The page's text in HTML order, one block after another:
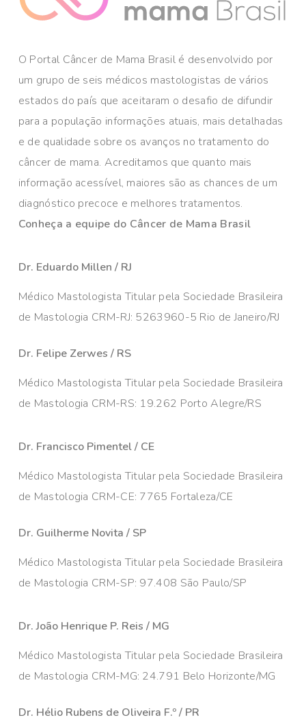
O Portal Câncer de Mama Brasil é desenvolvido por
um grupo de seis médicos mastologistas de vários
estados do país que aceitaram o desafio de difundir
para a população informações atuais, mais detalhadas
e de qualidade sobre os avanços no tratamento do
câncer de mama. Acreditamos que quanto mais
informação acessível, maiores são as chances de um
diagnóstico precoce e melhores tratamentos.
Conheça a equipe do Câncer de Mama Brasil
Dr. Eduardo Millen / RJ
Médico Mastologista Titular pela Sociedade Brasileira
de Mastologia CRM-RJ: 5263960-5 Rio de Janeiro/RJ
Dr. Felipe Zerwes / RS
Médico Mastologista Titular pela Sociedade Brasileira
de Mastologia CRM-RS: 19.262 Porto Alegre/RS
Dr. Francisco Pimentel / CE
Médico Mastologista Titular pela Sociedade Brasileira
de Mastologia CRM-CE: 7765 Fortaleza/CE
Dr. Guilherme Novita / SP
Médico Mastologista Titular pela Sociedade Brasileira
de Mastologia CRM-SP: 97.408 São Paulo/SP
Dr. João Henrique P. Reis / MG
Médico Mastologista Titular pela Sociedade Brasileira
de Mastologia CRM-MG: 24.791 Belo Horizonte/MG
Dr. Hélio Rubens de Oliveira F.º / PR